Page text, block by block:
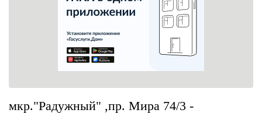
мкр."Радужный" ,пр. Мира 74/3 -